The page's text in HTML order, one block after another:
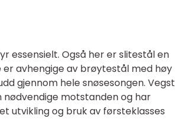
essensielt. Også her er slitestål en
avhengige av brøytestål med høy
gjennom hele snøsesongen.
motstanden og har
utvikling og bruk av førsteklasses